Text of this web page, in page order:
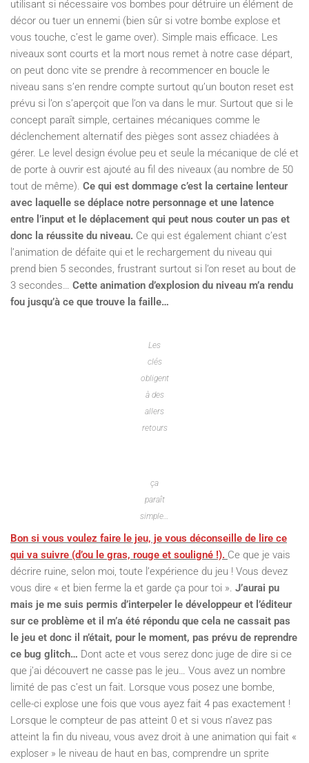
utilisant si nécessaire vos bombes pour détruire un élément de
décor ou tuer un ennemi (bien sûr si votre bombe explose et
vous touche, c’est le game over). Simple mais efficace. Les
niveaux sont courts et la mort nous remet à notre case départ,
on peut donc vite se prendre à recommencer en boucle le
niveau sans s’en rendre compte surtout qu’un bouton reset est
prévu si l’on s’aperçoit que l’on va dans le mur. Surtout que si le
concept paraît simple, certaines mécaniques comme le
déclenchement alternatif des pièges sont assez chiadées à
gérer. Le level design évolue peu et seule la mécanique de clé et
de porte à ouvrir est ajouté au fil des niveaux (au nombre de 50
tout de même). Ce qui est dommage c’est la certaine lenteur
avec laquelle se déplace notre personnage et une latence
entre l’input et le déplacement qui peut nous couter un pas et
donc la réussite du niveau. Ce qui est également chiant c’est
l’animation de défaite qui et le rechargement du niveau qui
prend bien 5 secondes, frustrant surtout si l’on reset au bout de
3 secondes… Cette animation d’explosion du niveau m’a rendu
fou jusqu’à ce que trouve la faille…
Les
clés
obligent
à des
allers
retours
ça
paraît
simple…
Bon si vous voulez faire le jeu, je vous déconseille de lire ce
qui va suivre (d’ou le gras, rouge et souligné !). Ce que je vais
décrire ruine, selon moi, toute l’expérience du jeu ! Vous devez
vous dire « et bien ferme la et garde ça pour toi ». J’aurai pu
mais je me suis permis d’interpeler le développeur et l’éditeur
sur ce problème et il m’a été répondu que cela ne cassait pas
le jeu et donc il n’était, pour le moment, pas prévu de reprendre
ce bug glitch… Dont acte et vous serez donc juge de dire si ce
que j’ai découvert ne casse pas le jeu… Vous avez un nombre
limité de pas c’est un fait. Lorsque vous posez une bombe,
celle-ci explose une fois que vous ayez fait 4 pas exactement !
Lorsque le compteur de pas atteint 0 et si vous n’avez pas
atteint la fin du niveau, vous avez droit à une animation qui fait «
exploser » le niveau de haut en bas, comprendre un sprite